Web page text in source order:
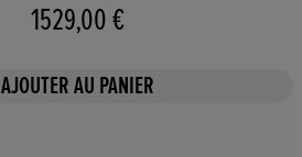
1529,00 €
AJOUTER AU PANIER